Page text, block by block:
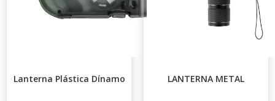
Lanterna Plástica Dínamo LANTERNA METAL